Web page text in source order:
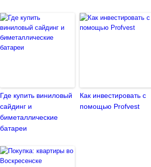
Где купить виниловый
сайдинг и
биметаллические
батареи
Как инвестировать с
помощью Profvest